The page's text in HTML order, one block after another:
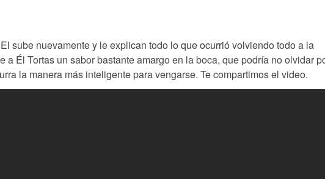
sube nuevamente y le explican todo lo que ocurrió volviendo todo a la
a Él Tortas un sabor bastante amargo en la boca, que podría no olvidar
la manera más inteligente para vengarse. Te compartimos el video.